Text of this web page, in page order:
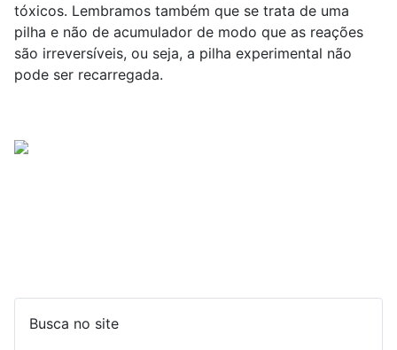
tóxicos. Lembramos também que se trata de uma
pilha e não de acumulador de modo que as reações
são irreversíveis, ou seja, a pilha experimental não
pode ser recarregada.
Busca no site